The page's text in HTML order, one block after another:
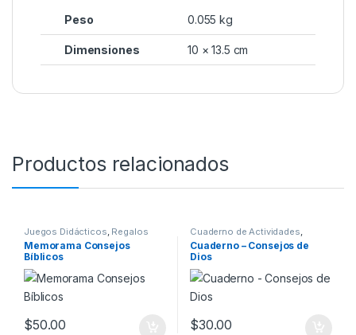
Peso 0.055 kg
Dimensiones 10 × 13.5 cm
Productos relacionados
Juegos Didácticos Regalos
para niños
Memorama Consejos
Bíblicos
$50.00
Cuaderno de Actividades
Regalos para niños
Cuaderno – Consejos de
Dios
$30.00